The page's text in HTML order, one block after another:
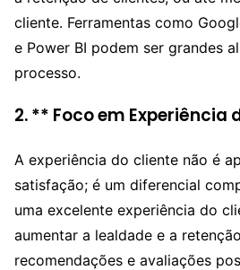
cliente. Ferramentas como
e Power BI podem ser grandes
processo.
2. ** Foco em Experiência
A experiência do cliente não é
satisfação; é um diferencial
uma excelente experiência do
aumentar a lealdade e a
recomendações e avaliações